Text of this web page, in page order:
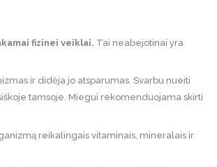
fizinei veiklai. Tai neabejotinai yra
ir didėja jo atsparumas. Svarbu nueiti
tamsoje. Miegui rekomenduojama skirti
reikalingais vitaminais, mineralais ir